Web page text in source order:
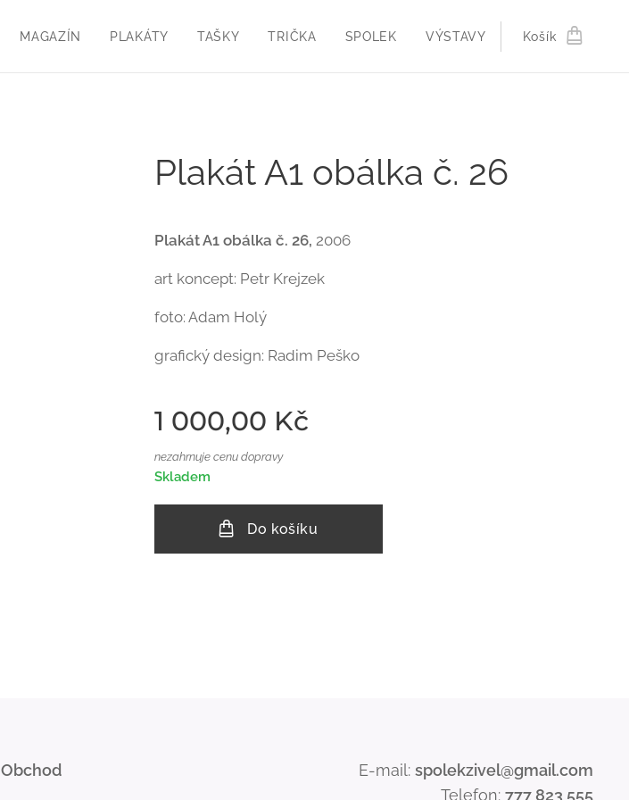
MAGAZÍN PLAKÁTY TAŠKY TRIČKA SPOLEK VÝSTAVY Košík
Plakát A1 obálka č. 26
Plakát A1 obálka č. 26, 2006
art koncept: Petr Krejzek
foto: Adam Holý
grafický design: Radim Peško
1 000,00 Kč
nezahrnuje cenu dopravy
Skladem
Do košíku
Obchod E-mail: spolekzivel@gmail.com
Telefon: 777 823 555